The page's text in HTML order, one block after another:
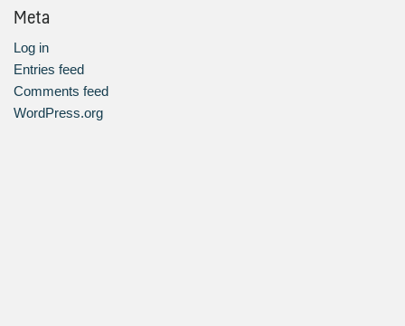
Meta
Log in
Entries feed
Comments feed
WordPress.org